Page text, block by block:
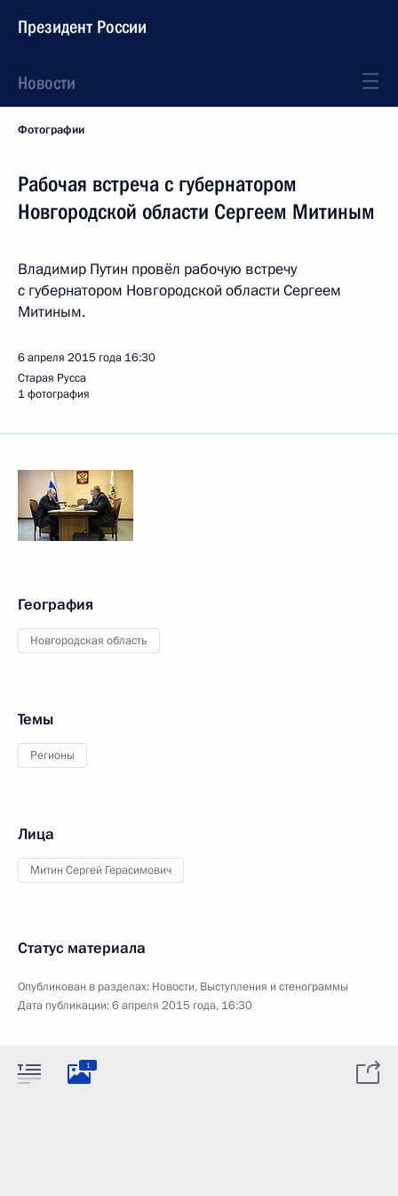
Президент России
Новости
Фотографии
Рабочая встреча с губернатором
Новгородской области Сергеем Митиным
Владимир Путин провёл рабочую встречу
с губернатором Новгородской области Сергеем
Митиным.
6 апреля 2015 года 16:30
Старая Русса
1 фотография
География
Новгородская область
Темы
Регионы
Лица
Митин Сергей Герасимович
Статус материала
Опубликован в разделах: Новости, Выступления и стенограммы
Дата публикации:6 апреля 2015 года, 16:30
1